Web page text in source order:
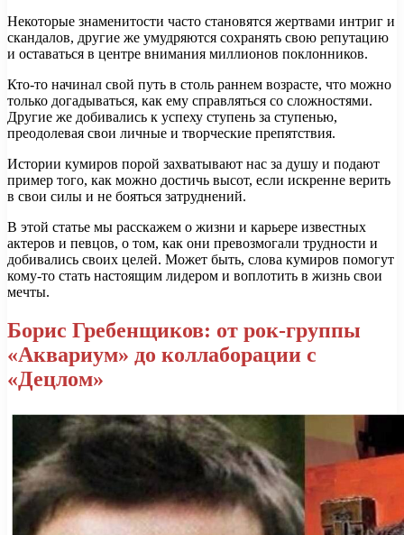
Некоторые знаменитости часто становятся жертвами интриг и
скандалов, другие же умудряются сохранять свою репутацию
и оставаться в центре внимания миллионов поклонников.
Кто-то начинал свой путь в столь раннем возрасте, что можно
только догадываться, как ему справляться со сложностями.
Другие же добивались к успеху ступень за ступенью,
преодолевая свои личные и творческие препятствия.
Истории кумиров порой захватывают нас за душу и подают
пример того, как можно достичь высот, если искренне верить
в свои силы и не бояться затруднений.
В этой статье мы расскажем о жизни и карьере известных
актеров и певцов, о том, как они превозмогали трудности и
добивались своих целей. Может быть, слова кумиров помогут
кому-то стать настоящим лидером и воплотить в жизнь свои
мечты.
Борис Гребенщиков: от рок-группы
«Аквариум» до коллаборации с
«Децлом»